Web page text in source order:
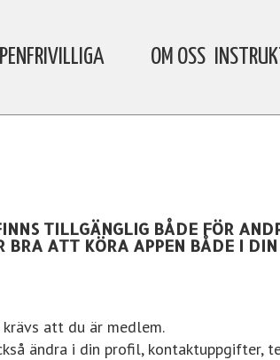
OM OSS
TILLGÄNGLIG BÅDE FÖR
BRA ATT KÖRA APPEN BÅDE I
att du är medlem.
ändra i din profil, kontaktuppgifter,